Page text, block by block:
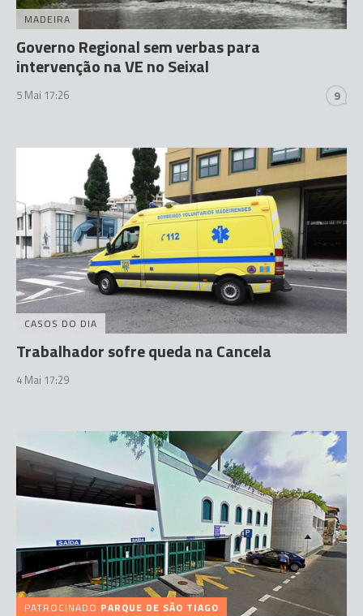
MADEIRA
Governo Regional sem verbas para
intervenção na VE no Seixal
5 Mai 17:26 9
CASOS DO DIA
Trabalhador sofre queda na Cancela
4 Mai 17:29
PATROCINADO PARQUE DE SÃO TIAGO